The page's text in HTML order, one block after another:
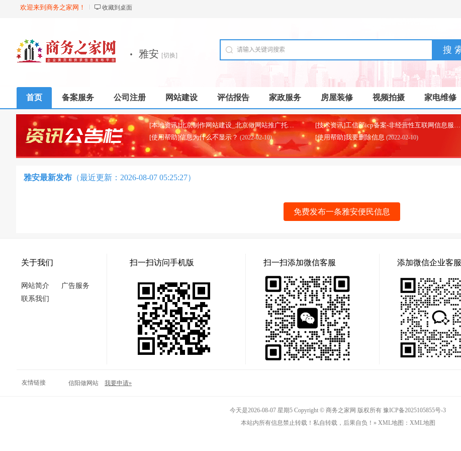
欢迎来到商务之家网！ 收藏到桌面
· 雅安 [切换]
首页 备案服务 公司注册 网站建设 评估报告 家政服务 房屋装修 视频拍摄 家电维修
[本地资讯]北京制作网站建设_北京做网站推广托管代运营的公司 (2025-07-03) [技术资讯]工信部icp备案-非经营性互联网信息服务备案
[使用帮助]信息为什么不显示？ (2022-02-10) [使用帮助]我要删除信息 (2022-02-10)
雅安最新发布 （最近更新：2026-08-07 05:25:27）
免费发布一条雅安便民信息
关于我们
网站简介
广告服务
联系我们
扫一扫访问手机版 扫一扫添加微信客服 添加微信企业客服
友情链接 信阳做网站 我要申请»
今天是2026-08-07 星期5 Copyright © 商务之家网 版权所有 豫ICP备2025105855号-3
本站内所有信息禁止转载！私自转载，后果自负！» XML地图： XML地图